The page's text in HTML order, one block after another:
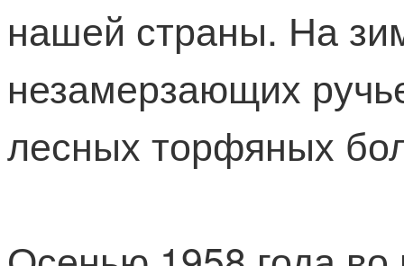
нашей страны. На
незамерзающих
лесных торфяных